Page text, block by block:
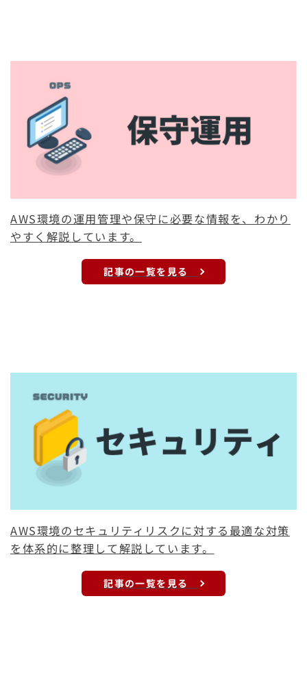
AWS環境の運用管理や保守に必要な情報を、わかり
やすく解説しています。
記事の一覧を見る
AWS環境のセキュリティリスクに対する最適な対策
を体系的に整理して解説しています。
記事の一覧を見る